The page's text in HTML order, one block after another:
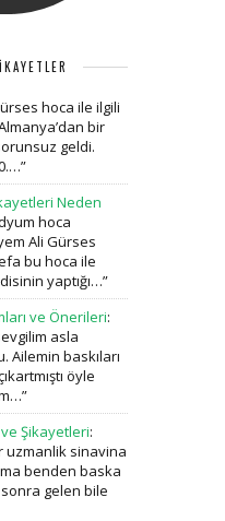
hoca ile ilgili
bir
geldi.
”
Neden
hoca
Ali Gürses
bu hoca ile
yaptığı…”
ve Önerileri:
asla
Ailemin baskıları
öyle
”
Şikayetleri:
uzmanlik sinavina
benden baska
gelen bile